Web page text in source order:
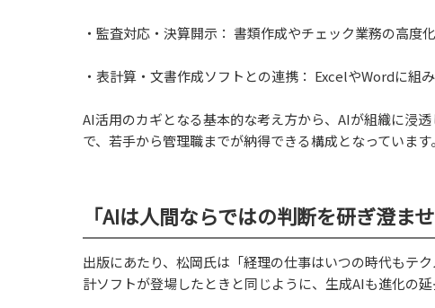
・監査対応・決算開示： 書類作成やチェック業務の高度化
・表計算・文書作成ソフトとの連携： ExcelやWordに組
AI活用のカギとなる基本的な考え方から、AIが組織に浸
で、若手から管理職までが納得できる構成となっています。
「AIは人間ならではの判断を研ぎ澄ま
出版にあたり、松岡氏は「経理の仕事はいつの時代もテ
計ソフトが登場したときと同じように、生成AIも進化の